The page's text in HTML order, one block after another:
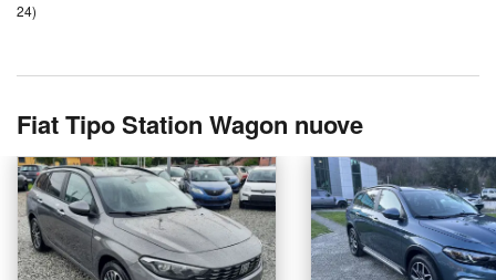
24)
Fiat Tipo Station Wagon nuove